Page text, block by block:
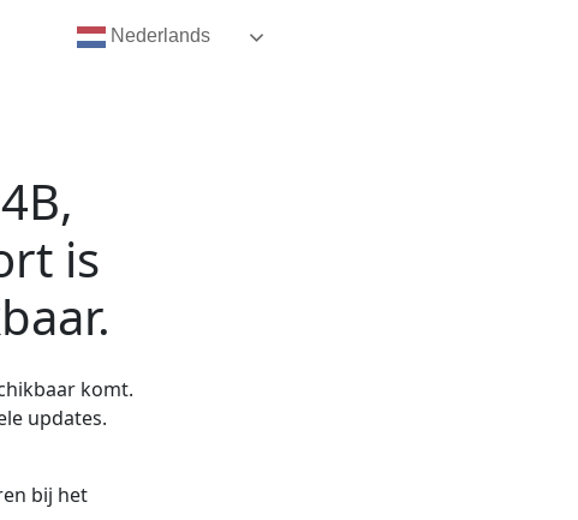
is
komt.
updates.
bij het
Nederlands